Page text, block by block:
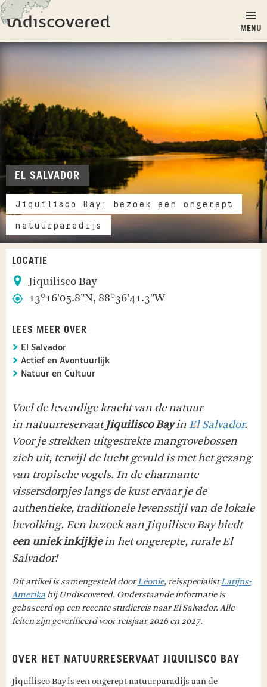
Ga naar inhoud
Undiscovered
MENU
EL SALVADOR
Jiquilisco Bay: bezoek een ongerept
natuurparadijs
LOCATIE
Jiquilisco Bay
13°16'05.8"N, 88°36'41.3"W
LEES MEER OVER
El Salvador
Actief en Avontuurlijk
Natuur en Cultuur
Voel de levendige kracht van de natuur
in natuurreservaatJiquilisco BayinEl Salvador.
Voor je strekken uitgestrekte mangrovebossen
zich uit, terwijl de lucht gevuld is met het gezang
van tropische vogels. In de charmante
vissersdorpjes langs de kust ervaar je de
authentieke, traditionele levensstijl van de lokale
bevolking. Een bezoek aan Jiquilisco Bay biedt
een uniek inkijkjein het ongerepte, rurale El
Salvador!
Dit artikel is samengesteld doorLéonie, reisspecialistLatijns-
Amerika bij Undiscovered. Onderstaande informatie is
gebaseerd op een recente studiereis naar El Salvador. Alle
feiten zijn geverifieerd voor reisjaar 2026 en 2027.
OVER HET NATUURRESERVAAT JIQUILISCO BAY
Jiquilisco Bay is een ongerept natuurparadijs aan de